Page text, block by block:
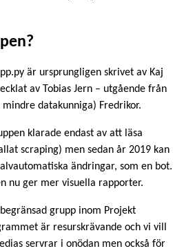
är ursprungligen skrivet av Kaj
av Tobias Jern – utgående från
datakunniga) Fredrikor.
klarade endast av att läsa
scraping) men sedan år 2019 kan
ändringar, som en bot.
nu ger mer visuella rapporter.
grupp inom Projekt
är resurskrävande och vi vill
servrar i onödan men också för